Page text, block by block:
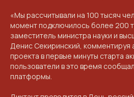
«Мы рассчитывали на 100 тысяч
момент подключилось более 200
заместитель министра науки и
Денис Секиринский, комментируя
проекта в первые минуты старта
пользователи в это время
платформы.